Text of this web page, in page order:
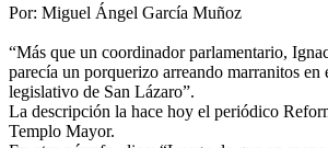
Por: Miguel Ángel García Muñoz
“Más que un coordinador parlamentario,
parecía un porquerizo arreando marranitos en
legislativo de San Lázaro”.
La descripción la hace hoy el periódico
Templo Mayor.